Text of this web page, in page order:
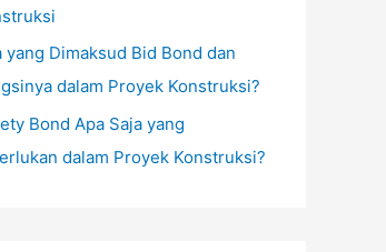
yang Dimaksud Bid Bond dan
dalam Proyek Konstruksi?
Bond Apa Saja yang
dalam Proyek Konstruksi?